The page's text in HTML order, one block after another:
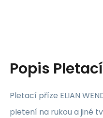
Popis Pletací
Pletací příze ELIAN
pletení na rukou a jiné